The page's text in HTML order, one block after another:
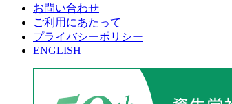
お問い合わせ
ご利用にあたって
プライバシーポリシー
ENGLISH